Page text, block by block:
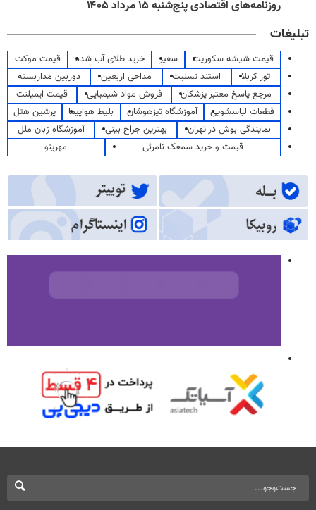
روزنامه‌های اقتصادی پنج‌شنبه ۱۵ مرداد ۱۴۰۵
تبلیغات
قیمت شیشه سکوریت سفیر خرید طلای آب شده
قیمت موکت
تور کربلا
استند تسلیت مداحی اربعین
دوربین مداربسته
مرجع پاسخ معتبر پزشکان
فروش مواد شیمیایی
قیمت ایمپلنت
قطعات لباسشویی
آموزشگاه تیزهوشان بلیط هواپیما
پرشین هتل
نمایندگی بوش در تهران
بهترین جراح بینی
آموزشگاه زبان ملل
قیمت و خرید سمعک نامرئی
مهرینو